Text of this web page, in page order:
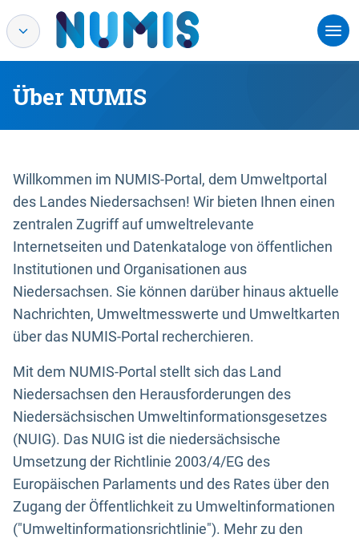
Über NUMIS
Willkommen im NUMIS-Portal, dem Umweltportal
des Landes Niedersachsen! Wir bieten Ihnen einen
zentralen Zugriff auf umweltrelevante
Internetseiten und Datenkataloge von öffentlichen
Institutionen und Organisationen aus
Niedersachsen. Sie können darüber hinaus aktuelle
Nachrichten, Umweltmesswerte und Umweltkarten
über das NUMIS-Portal recherchieren.
Mit dem NUMIS-Portal stellt sich das Land
Niedersachsen den Herausforderungen des
Niedersächsischen Umweltinformationsgesetzes
(NUIG). Das NUIG ist die niedersächsische
Umsetzung der Richtlinie 2003/4/EG des
Europäischen Parlaments und des Rates über den
Zugang der Öffentlichkeit zu Umweltinformationen
("Umweltinformationsrichtlinie"). Mehr zu den